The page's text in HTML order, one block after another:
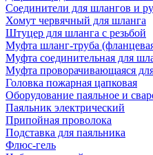
Соединители для шлангов и
Хомут червячный для шланга
Штуцер для шланга с резьбой
Муфта шланг-труба
Муфта соединительная для
Муфта проворачивающаяся
Головка пожарная цапковая
Оборудование паяльное и
Паяльник электрический
Припойная проволока
Подставка для паяльника
Флюс-гель